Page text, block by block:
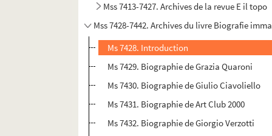
Mss 7413-7427. Archives de la revue E il topo
Mss 7428-7442. Archives du livre Biografie
Ms 7428. Introduction
Ms 7429. Biographie de Grazia Quaroni
Ms 7430. Biographie de Giulio Ciavoliello
Ms 7431. Biographie de Art Club 2000
Ms 7432. Biographie de Giorgio Verzotti